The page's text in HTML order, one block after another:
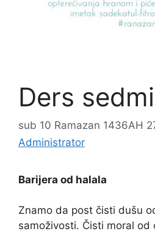
Ders sedmi
sub 10 Ramazan 1436AH
Administrator
Barijera od halala
Znamo da post čisti dušu
samoživosti. Čisti moral od